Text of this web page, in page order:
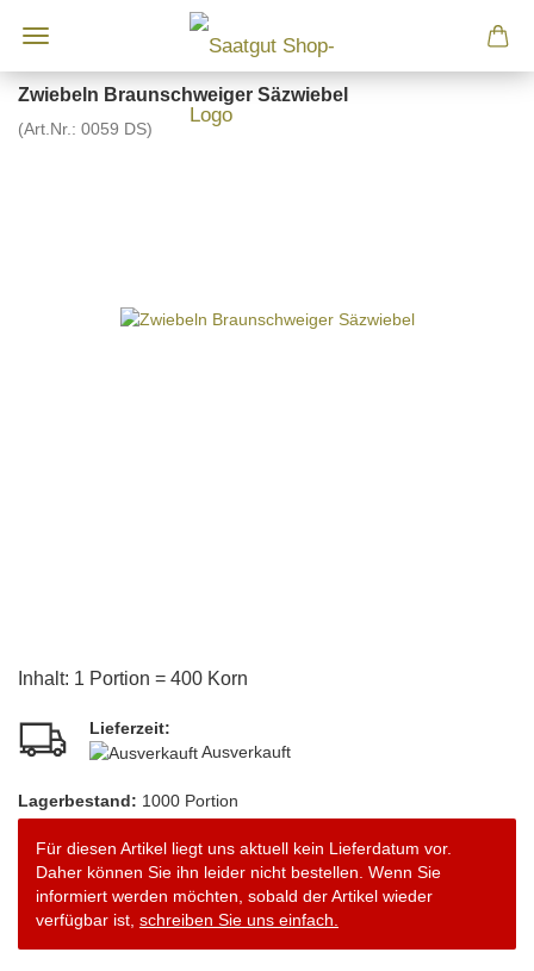
Zwiebeln Braunschweiger Säzwiebel
(Art.Nr.: 0059 DS)
Inhalt: 1 Portion = 400 Korn
Lieferzeit:
Ausverkauft
Lagerbestand: 1000 Portion
Für diesen Artikel liegt uns aktuell kein Lieferdatum vor.
Daher können Sie ihn leider nicht bestellen. Wenn Sie
informiert werden möchten, sobald der Artikel wieder
verfügbar ist, schreiben Sie uns einfach.